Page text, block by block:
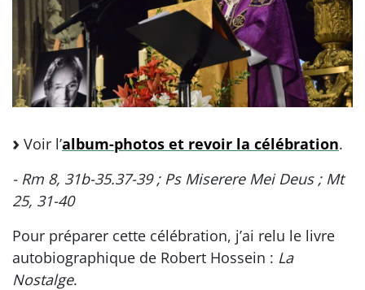
Voir l’album-photos et revoir la célébration.
- Rm 8, 31b-35.37-39 ; Ps Miserere Mei Deus ; Mt
25, 31-40
Pour préparer cette célébration, j’ai relu le livre
autobiographique de Robert Hossein : La
Nostalge.